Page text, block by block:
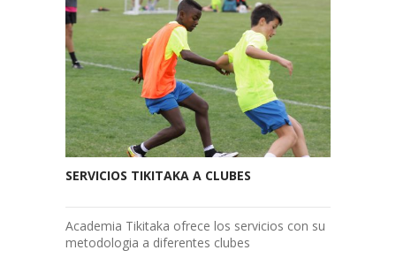
SERVICIOS TIKITAKA A CLUBES
Academia Tikitaka ofrece los servicios con su
metodologia a diferentes clubes